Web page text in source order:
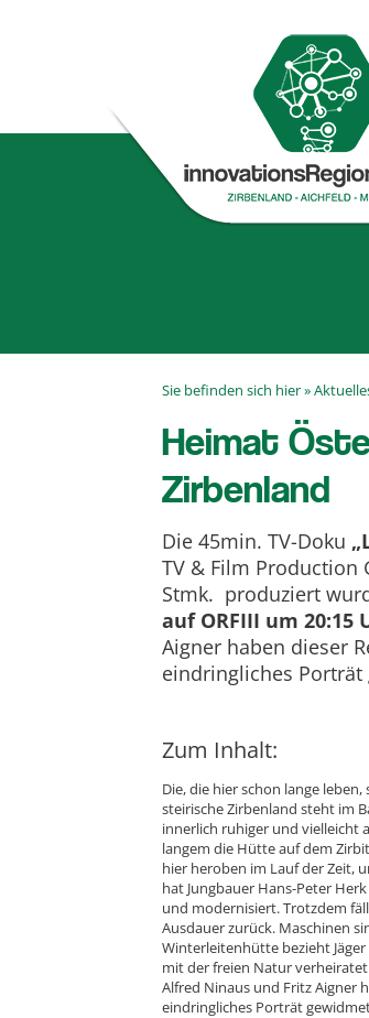
Sie befinden sich hier »
Heimat
Zirbenland
Die 45min. TV-Doku
TV & Film Production
Stmk. produziert
auf ORFIII um 20:15
Aigner haben dieser
eindringliches Porträt
Zum Inhalt:
Die, die hier schon lange
steirische Zirbenland steht im
innerlich ruhiger und vielleicht
langem die Hütte auf dem
hier heroben im Lauf der Zeit,
hat Jungbauer Hans-Peter
und modernisiert. Trotzdem
Ausdauer zurück. Maschinen
Winterleitenhütte bezieht
mit der freien Natur
Alfred Ninaus und Fritz Aigner
eindringliches Porträt